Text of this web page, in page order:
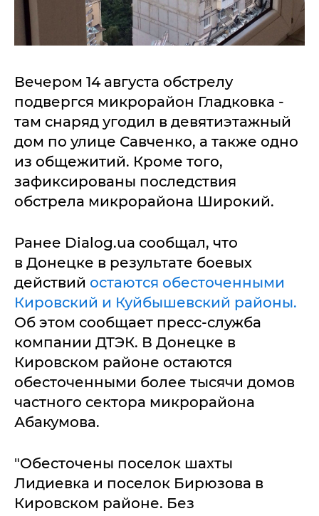
Вечером 14 августа обстрелу
подвергся микрорайон Гладковка -
там снаряд угодил в девятиэтажный
дом по улице Савченко, а также одно
из общежитий. Кроме того,
зафиксированы последствия
обстрела микрорайона Широкий.
Ранее Dialog.ua сообщал, что
в Донецке в результате боевых
действий остаются обесточенными
Кировский и Куйбышевский районы.
Об этом сообщает пресс-служба
компании ДТЭК. В Донецке в
Кировском районе остаются
обесточенными более тысячи домов
частного сектора микрорайона
Абакумова.
"Обесточены поселок шахты
Лидиевка и поселок Бирюзова в
Кировском районе. Без